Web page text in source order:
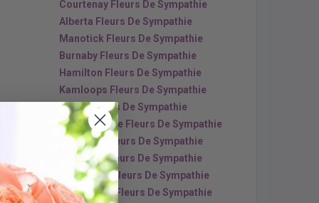
Courtenay Fleurs De Sympathie
Alberta Fleurs De Sympathie
Manotick Fleurs De Sympathie
Burnaby Fleurs De Sympathie
Hamilton Fleurs De Sympathie
Kamloops Fleurs De Sympathie
Leduc Fleurs De Sympathie
Spruce Grove Fleurs De Sympathie
Don Mills Fleurs De Sympathie
Canmore Fleurs De Sympathie
Cranbrook Fleurs De Sympathie
Westmount Fleurs De Sympathie